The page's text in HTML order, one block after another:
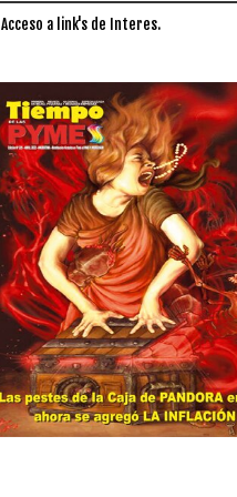
a link's de Interes.